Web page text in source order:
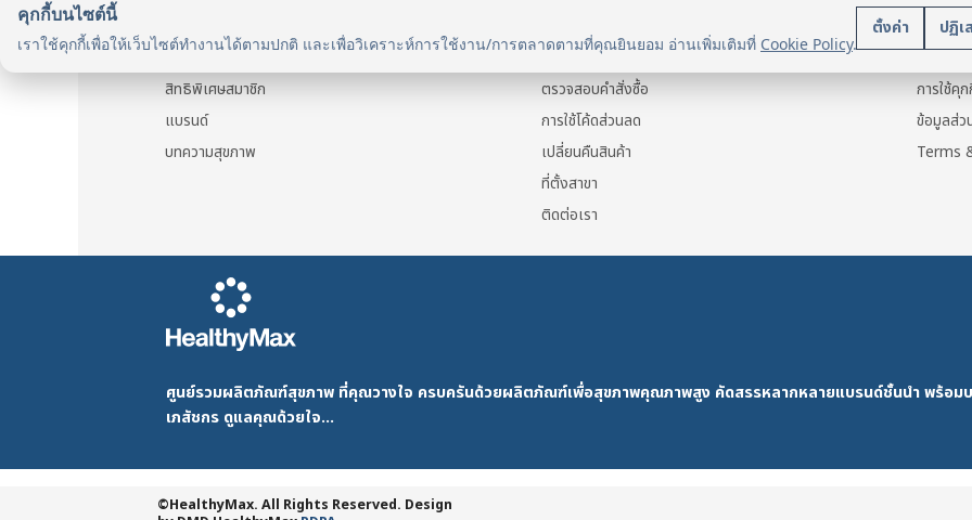
คุกกี้บนไซต์นี้
เราใช้คุกกี้เพื่อให้เว็บไซต์ทำงานได้ตามปกติ และเพื่อวิเคราะห์การใช้งาน/การตลาดตามที่คุณยินยอม อ่านเพิ่มเติมที่ Cookie Policy.
ตั้งค่า ปฏิเ
รู้จัก HealthyMax
สิทธิพิเศษสมาชิก
แบรนด์
บทความสุขภาพ
แจ้งการชำระเงิน
ตรวจสอบคำสั่งซื้อ
การใช้โค้ดส่วนลด
เปลี่ยนคืนสินค้า
ที่ตั้งสาขา
ติดต่อเรา
นโยบ
ข้อมูลส่ว
การใช้คุ
ข้อมูลส่
Terms
ศูนย์รวมผลิตภัณฑ์สุขภาพ ที่คุณวางใจ ครบครันด้วยผลิตภัณฑ์เพื่อสุขภาพคุณภาพสูง คัดสรรหลากหลายแบรนด์ชั้นนำ พร้อมบ
เภสัชกร ดูแลคุณด้วยใจ...
©HealthyMax. All Rights Reserved. Design